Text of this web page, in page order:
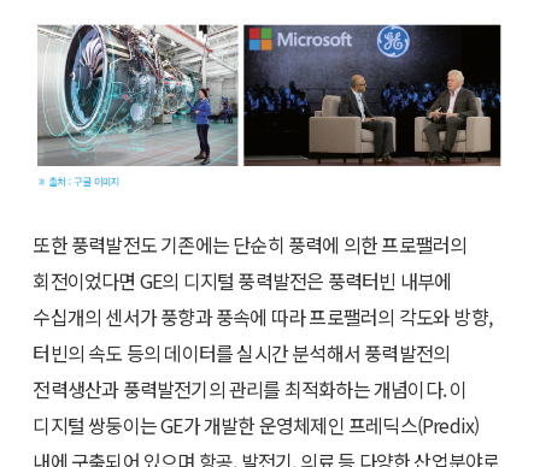
또한 풍력발전도 기존에는 단순히 풍력에 의한 프로팰러의
회전이었다면 GE의 디지털 풍력발전은 풍력터빈 내부에
수십개의 센서가 풍향과 풍속에 따라 프로팰러의 각도와 방향,
터빈의 속도 등의 데이터를 실시간 분석해서 풍력발전의
전력생산과 풍력발전기의 관리를 최적화하는 개념이다. 이
디지털 쌍둥이는 GE가 개발한 운영체제인 프레딕스(Predix)